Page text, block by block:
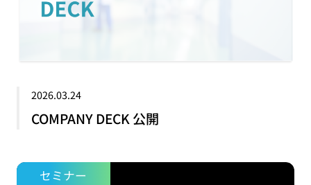
2026.03.24
COMPANY DECK 公開
セミナー